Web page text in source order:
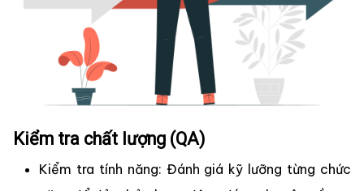
Kiểm tra chất lượng (QA)
Kiểm tra tính năng: Đánh giá kỹ lưỡng từng chức